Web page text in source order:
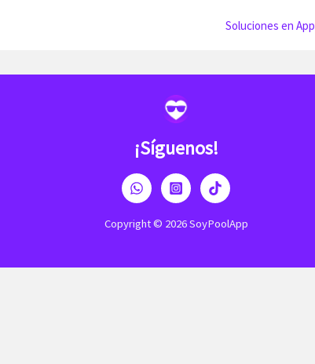
Soluciones en App
¡Síguenos!
Copyright © 2026 SoyPoolApp